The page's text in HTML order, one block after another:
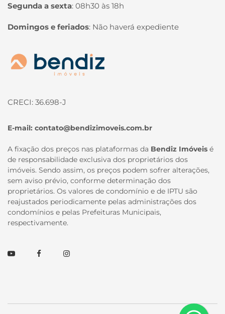
Segunda a sexta: 08h30 às 18h
Domingos e feriados: Não haverá expediente
Página inicial
CRECI: 36.698-J
E-mail: contato@bendizimoveis.com.br
A fixação dos preços nas plataformas da Bendiz Imóveis é
de responsabilidade exclusiva dos proprietários dos
imóveis. Sendo assim, os preços podem sofrer alterações,
sem aviso prévio, conforme determinação dos
proprietários. Os valores de condomínio e de IPTU são
reajustados periodicamente pelas administrações dos
condomínios e pelas Prefeituras Municipais,
respectivamente.
YoutubeFacebookInstagram